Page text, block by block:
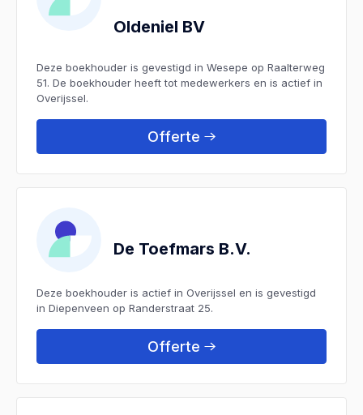
Oldeniel BV
Deze boekhouder is gevestigd in Wesepe op Raalterweg
51. De boekhouder heeft tot medewerkers en is actief in
Overijssel.
Offerte
De Toefmars B.V.
Deze boekhouder is actief in Overijssel en is gevestigd
in Diepenveen op Randerstraat 25.
Offerte